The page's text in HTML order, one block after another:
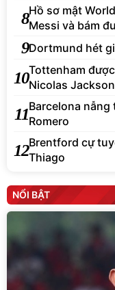
8Hồ sơ mật
Messi và bám
9Dortmund hét
10Tottenham
Nicolas Jackson
11Barcelona
Romero
12Brentford cự
Thiago
NỔI BẬT